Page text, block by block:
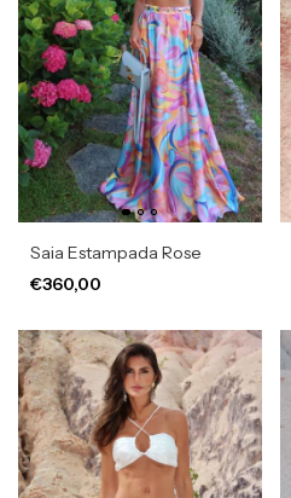
Saia Estampada Rose
€360,00